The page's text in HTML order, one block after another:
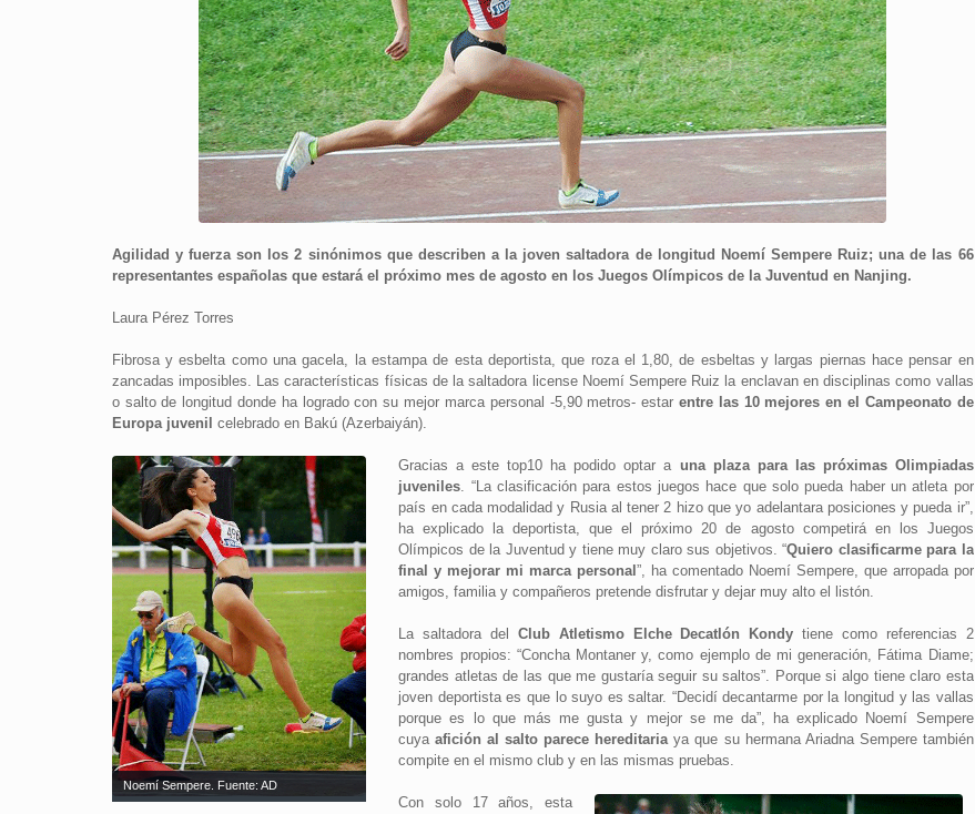
Agilidad y fuerza son los 2 sinónimos que describen a la joven saltadora de longitud Noemí Sempere Ruiz; una de las 66
representantes españolas que estará el próximo mes de agosto en los Juegos Olímpicos de la Juventud en Nanjing.
Laura Pérez Torres
Fibrosa y esbelta como una gacela, la estampa de esta deportista, que roza el 1,80, de esbeltas y largas piernas hace pensar en
zancadas imposibles. Las características físicas de la saltadora license Noemí Sempere Ruiz la enclavan en disciplinas como vallas
o salto de longitud donde ha logrado con su mejor marca personal -5,90 metros- estar entre las 10 mejores en el Campeonato de
Europa juvenil celebrado en Bakú (Azerbaiyán).
Noemí Sempere. Fuente: AD
Gracias a este top10 ha podido optar a una plaza para las próximas Olimpiadas
juveniles. “La clasificación para estos juegos hace que solo pueda haber un atleta por
país en cada modalidad y Rusia al tener 2 hizo que yo adelantara posiciones y pueda ir”,
ha explicado la deportista, que el próximo 20 de agosto competirá en los Juegos
Olímpicos de la Juventud y tiene muy claro sus objetivos. “Quiero clasificarme para la
final y mejorar mi marca personal”, ha comentado Noemí Sempere, que arropada por
amigos, familia y compañeros pretende disfrutar y dejar muy alto el listón.
La saltadora del Club Atletismo Elche Decatlón Kondytiene como referencias 2
nombres propios: “Concha Montaner y, como ejemplo de mi generación, Fátima Diame;
grandes atletas de las que me gustaría seguir su saltos”. Porque si algo tiene claro esta
joven deportista es que lo suyo es saltar. “Decidí decantarme por la longitud y las vallas
porque es lo que más me gusta y mejor se me da”, ha explicado Noemí Sempere
cuyaafición al salto parece hereditariaya que su hermana Ariadna Sempere también
compite en el mismo club y en las mismas pruebas.
Con solo 17 años, esta